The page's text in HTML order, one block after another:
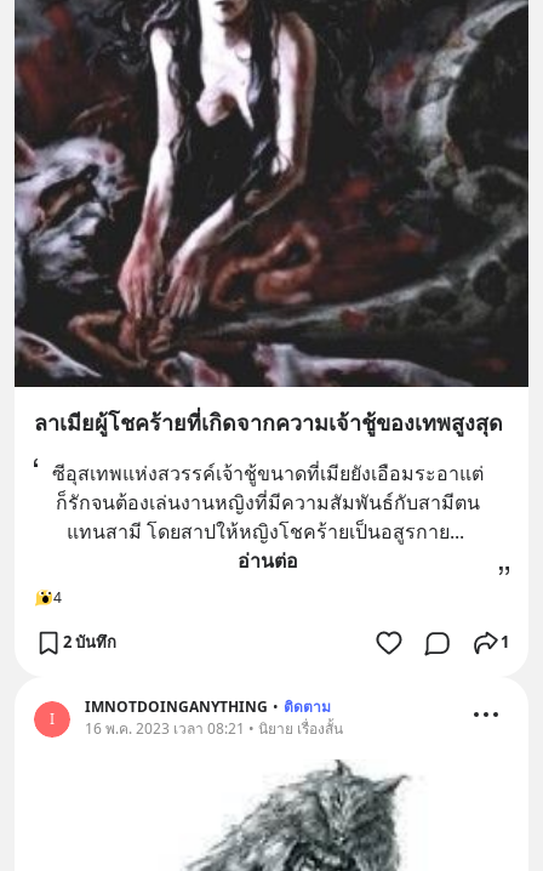
ลาเมียผู้โชคร้ายที่เกิดจากความเจ้าชู้ของเทพสูงสุด
ซีอุสเทพแห่งสวรรค์เจ้าชู้ขนาดที่เมียยังเอือมระอาแต่
ก็รักจนต้องเล่นงานหญิงที่มีความสัมพันธ์กับสามีตน
แทนสามี โดยสาปให้หญิงโชคร้ายเป็นอสูรกาย
อ่านต่อ
4
2 บันทึก 1
I
IMNOTDOINGANYTHING • ติดตาม
16 พ.ค. 2023 เวลา 08:21 • นิยาย เรื่องสั้น